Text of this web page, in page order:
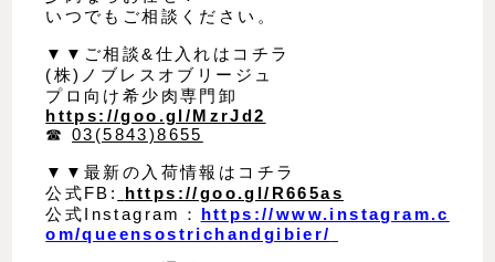
いつでもご相談ください。
▼▼ご相談&仕入れはコチラ
(株)ノブレスオブリージュ
プロ向け希少肉専門卸
https://goo.gl/MzrJd2
☎︎03(5843)8655
▼▼最新の入荷情報はコチラ
公式FB:
https://goo.gl/R665as
公式Instagram： https://www.instagram.c
om/queensostrichandgibier/